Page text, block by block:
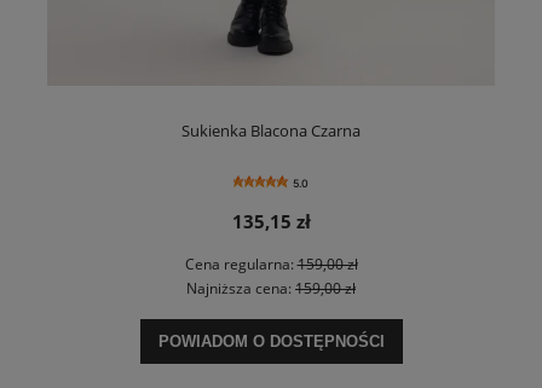
Sukienka Blacona Czarna
5.0
135,15 zł
Cena regularna:159,00 zł
Najniższa cena: 159,00 zł
POWIADOM O DOSTĘPNOŚCI